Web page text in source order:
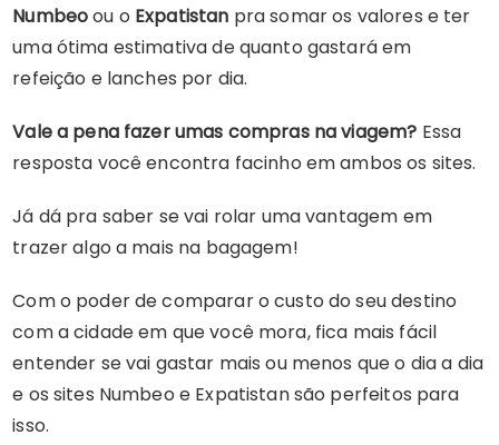
Numbeoou o Expatistan pra somar os valores e ter
uma ótima estimativa de quanto gastará em
refeição e lanches por dia.
Vale a pena fazer umas compras na viagem? Essa
resposta você encontra facinho em ambos os sites.
Já dá pra saber se vai rolar uma vantagem em
trazer algo a mais na bagagem!
Com o poder de comparar o custo do seu destino
com a cidade em que você mora, fica mais fácil
entender se vai gastar mais ou menos que o dia a dia
e os sites Numbeo e Expatistan são perfeitos para
isso.